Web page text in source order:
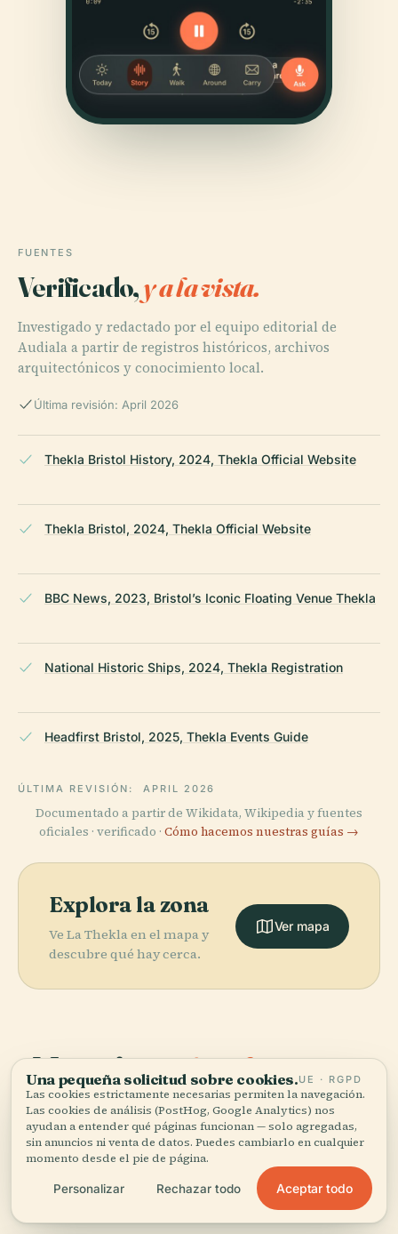
FUENTES
Verificado,y a la vista.
Investigado y redactado por el equipo editorial de
Audiala a partir de registros históricos, archivos
arquitectónicos y conocimiento local.
Última revisión: April 2026
Thekla Bristol History, 2024, Thekla Official Website
Thekla Bristol, 2024, Thekla Official Website
BBC News, 2023, Bristol’s Iconic Floating Venue Thekla
National Historic Ships, 2024, Thekla Registration
Headfirst Bristol, 2025, Thekla Events Guide
ÚLTIMA REVISIÓN: APRIL 2026
Documentado a partir de Wikidata, Wikipedia y fuentes
oficiales · verificado · Cómo hacemos nuestras guías →
Explora la zona
Ve La Thekla en el mapa y
descubre qué hay cerca.
Ver mapa
More inBristol.
68 lugares por descubrir — unos cuantos que merece la
pena combinar.
Puente
Colgante de
Clifton
PLACE
Catedral de
PLACE
Catedral de
San Pedro y
PLACE
Museum
Una pequeña solicitud sobre cookies.UE · RGPD
Las cookies estrictamente necesarias permiten la navegación.
Las cookies de análisis (PostHog, Google Analytics) nos
ayudan a entender qué páginas funcionan — solo agregadas,
sin anuncios ni venta de datos. Puedes cambiarlo en cualquier
momento desde el pie de página.
Personalizar Rechazar todo Aceptar todo